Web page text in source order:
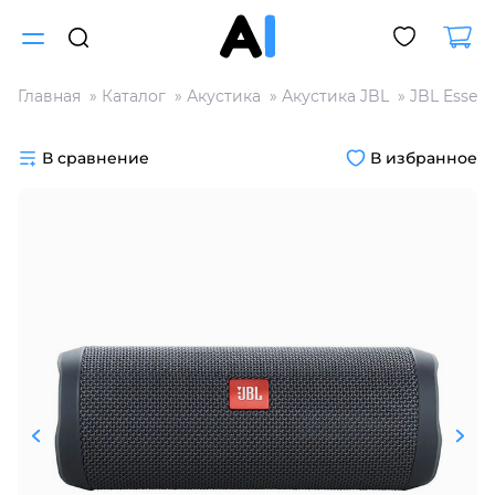
Главная Каталог Акустика Акустика JBL JBL
В сравнение В избранное
Для клиентов всех банков
Разбейте
Сегодня
25 %